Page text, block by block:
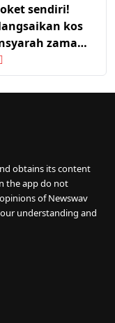
sendiri!
kos
zaman
obtains its content
the app do not
of Newswav
understanding and